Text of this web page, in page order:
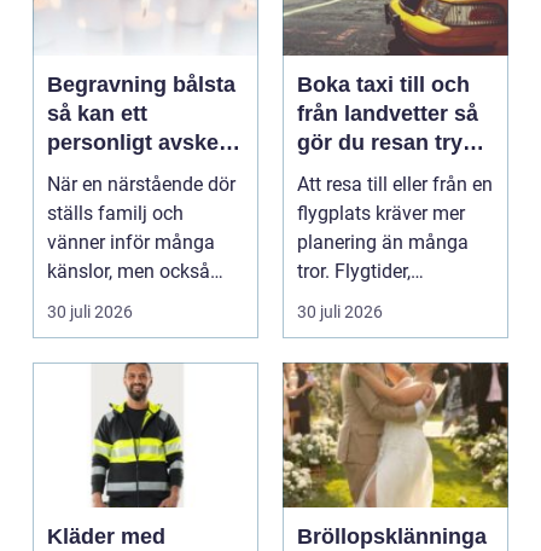
Begravning bålsta
så kan ett
personligt avsked
formas
När en närstående dör
ställs familj och
vänner inför många
känslor, men också
praktiska beslut. En b...
30 juli 2026
Boka taxi till och
från landvetter så
gör du resan trygg
och smidig
Att resa till eller från en
flygplats kräver mer
planering än många
tror. Flygtider,
packning, säker...
30 juli 2026
Kläder med
Bröllopsklänninga